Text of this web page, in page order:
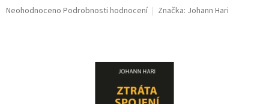
Průměrné
Neohodnoceno Podrobnosti hodnocení Značka: Johann Hari